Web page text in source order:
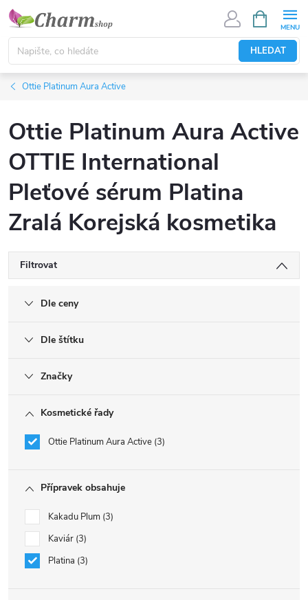
Přejít
obsah
HLEDAT
NÁKUPNÍ
KOŠÍK
Ottie Platinum Aura Active
Ottie Platinum Aura Active
OTTIE International
Pleťové sérum Platina
Zralá Korejská kosmetika
Filtrovat
Dle ceny
Dle štítku
Značky
Kosmetické řady
Ottie Platinum Aura Active 3
Přípravek obsahuje
Kakadu Plum 3
Kaviár 3
Platina 3